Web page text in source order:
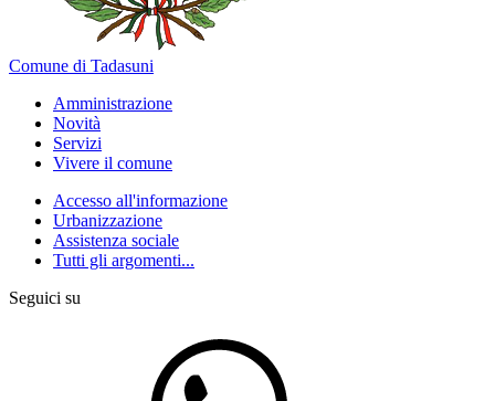
Comune di Tadasuni
Amministrazione
Novità
Servizi
Vivere il comune
Accesso all'informazione
Urbanizzazione
Assistenza sociale
Tutti gli argomenti...
Seguici su